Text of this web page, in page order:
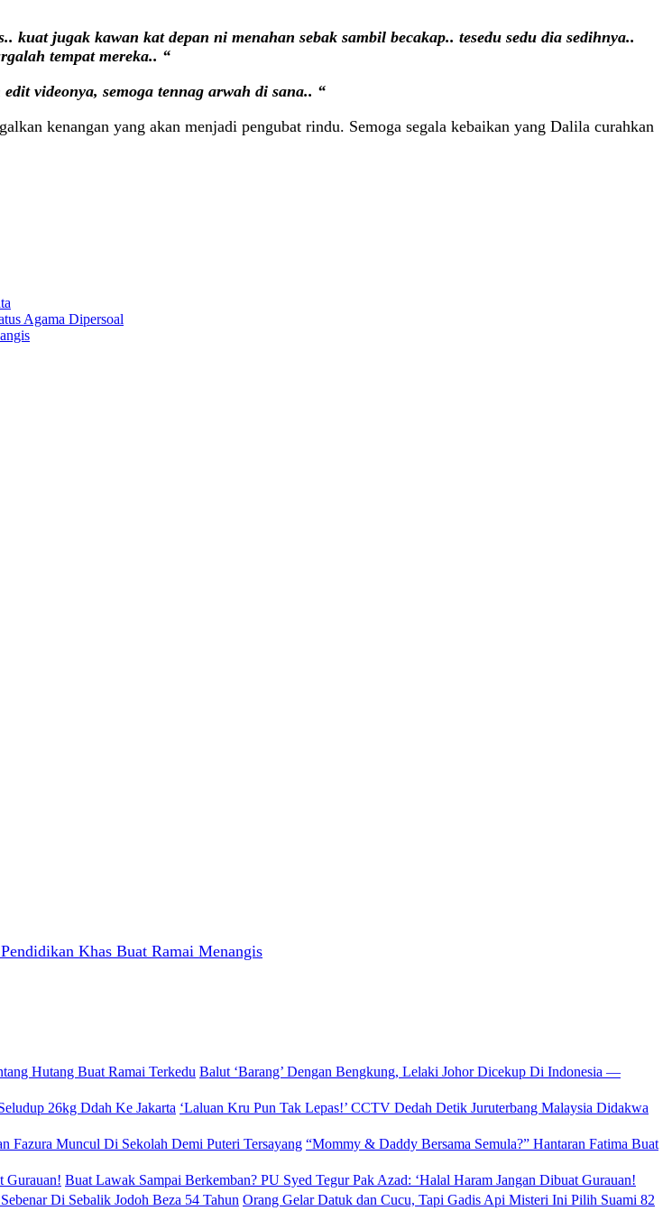
jugak kawan kat depan ni menahan sebak sambil becakap.. tesedu sedu dia sedihnya..
tempat mereka.. “
videonya, semoga tennag arwah di sana.. “
kenangan yang akan menjadi pengubat rindu. Semoga segala kebaikan yang Dalila curahkan
Agama Dipersoal
Khas Buat Ramai Menangis
Balut ‘Barang’ Dengan Bengkung, Lelaki Johor Dicekup Di Indonesia —
‘Laluan Kru Pun Tak Lepas!’ CCTV Dedah Detik Juruterbang Malaysia Didakwa
“Mommy & Daddy Bersama Semula?” Hantaran Fatima Buat
Buat Lawak Sampai Berkemban? PU Syed Tegur Pak Azad: ‘Halal Haram Jangan Dibuat Gurauan!
Orang Gelar Datuk dan Cucu, Tapi Gadis Api Misteri Ini Pilih Suami 82